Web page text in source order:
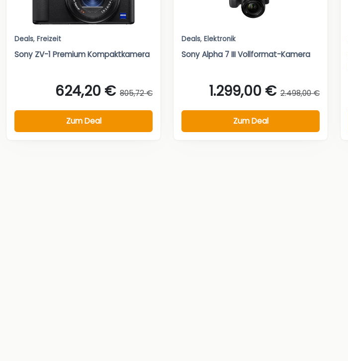
Deals, Freizeit
Sony ZV-1 Premium Kompaktkamera
624,20 € 805,72 €
Zum Deal
Deals, Elektronik
Sony Alpha 7 III Vollformat-Kamera
1.299,00 € 2.498,00 €
Zum Deal